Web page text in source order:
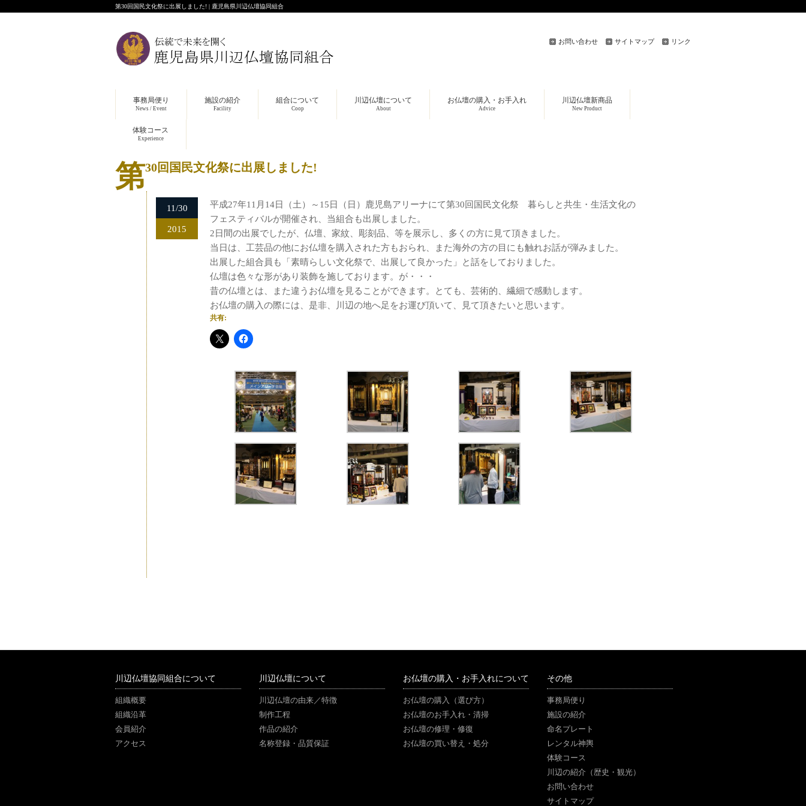
第30回国民文化祭に出展しました! | 鹿児島県川辺仏壇協同組合
お問い合わせ サイトマップ リンク
事務局便り
News / Event
施設の紹介
Facility
組合について
Coop
川辺仏壇について
About
お仏壇の購入・お手入れ
Advice
川辺仏壇新商品
New Product
体験コース
Experience
第30回国民文化祭に出展しました!
11/30
2015
平成27年11月14日（土）～15日（日）鹿児島アリーナにて第30回国民文化祭 暮らしと共生・生活文化の
フェスティバルが開催され、当組合も出展しました。
2日間の出展でしたが、仏壇、家紋、彫刻品、等を展示し、多くの方に見て頂きました。
当日は、工芸品の他にお仏壇を購入された方もおられ、また海外の方の目にも触れお話が弾みました。
出展した組合員も「素晴らしい文化祭で、出展して良かった」と話をしておりました。
仏壇は色々な形があり装飾を施しております。が・・・
昔の仏壇とは、また違うお仏壇を見ることができます。とても、芸術的、繊細で感動します。
お仏壇の購入の際には、是非、川辺の地へ足をお運び頂いて、見て頂きたいと思います。
共有:
川辺仏壇協同組合について
組織概要
組織沿革
会員紹介
アクセス
川辺仏壇について
川辺仏壇の由来／特徴
制作工程
作品の紹介
名称登録・品質保証
お仏壇の購入・お手入れについて
お仏壇の購入（選び方）
お仏壇のお手入れ・清掃
お仏壇の修理・修復
お仏壇の買い替え・処分
その他
事務局便り
施設の紹介
命名プレート
レンタル神輿
体験コース
川辺の紹介（歴史・観光）
お問い合わせ
サイトマップ